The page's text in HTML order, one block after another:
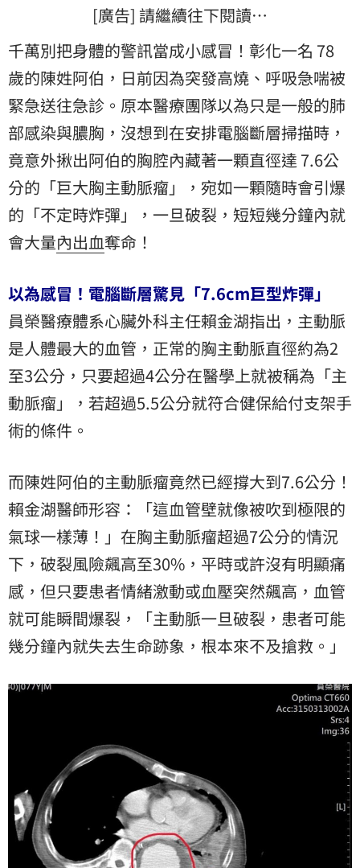
[廣告] 請繼續往下閱讀…
千萬別把身體的警訊當成小感冒！彰化一名 78
歲的陳姓阿伯，日前因為突發高燒、呼吸急喘被
緊急送往急診。原本醫療團隊以為只是一般的肺
部感染與膿胸，沒想到在安排電腦斷層掃描時，
竟意外揪出阿伯的胸腔內藏著一顆直徑達 7.6公
分的「巨大胸主動脈瘤」，宛如一顆隨時會引爆
的「不定時炸彈」，一旦破裂，短短幾分鐘內就
會大量內出血奪命！
以為感冒！電腦斷層驚見「7.6cm巨型炸彈」
員榮醫療體系心臟外科主任賴金湖指出，主動脈
是人體最大的血管，正常的胸主動脈直徑約為2
至3公分，只要超過4公分在醫學上就被稱為「主
動脈瘤」，若超過5.5公分就符合健保給付支架手
術的條件。
而陳姓阿伯的主動脈瘤竟然已經撐大到7.6公分！
賴金湖醫師形容：「這血管壁就像被吹到極限的
氣球一樣薄！」在胸主動脈瘤超過7公分的情況
下，破裂風險飆高至30%，平時或許沒有明顯痛
感，但只要患者情緒激動或血壓突然飆高，血管
就可能瞬間爆裂，「主動脈一旦破裂，患者可能
幾分鐘內就失去生命跡象，根本來不及搶救。」